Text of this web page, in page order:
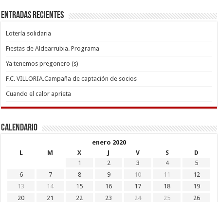
Entradas recientes
Lotería solidaria
Fiestas de Aldearrubia. Programa
Ya tenemos pregonero (s)
F.C. VILLORIA.Campaña de captación de socios
Cuando el calor aprieta
Calendario
enero 2020
L
M X J V S
D
1
2 3 4
5
6
7 8 9 10 11
12
13
14 15 16 17 18
19
20
21 22 23 24 25
26